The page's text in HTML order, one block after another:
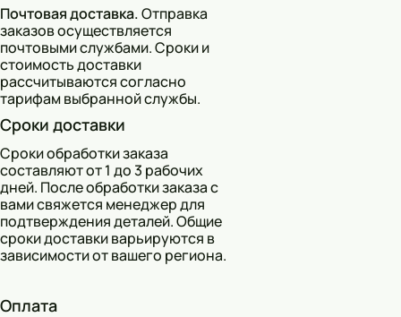
Спреи
Косметические карандаши
Бальзамы
Салфетки для одежды
Гели для бровей
Капсулы для стирки
Шампуни
Почтовая доставка.Отправка
заказов осуществляется
почтовыми службами. Сроки и
стоимость доставки
рассчитываются согласно
тарифам выбранной службы.
Сроки доставки
Сроки обработки заказа
составляют от 1 до 3 рабочих
дней. После обработки заказа с
вами свяжется менеджер для
подтверждения деталей. Общие
сроки доставки варьируются в
зависимости от вашего региона.
Оплата